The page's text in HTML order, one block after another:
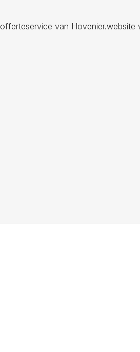
van Hovenier.website